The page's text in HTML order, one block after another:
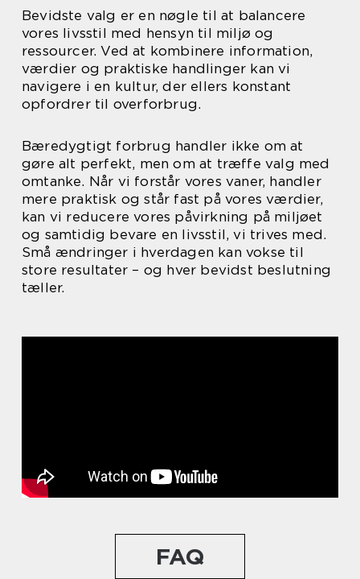
Bevidste valg er en nøgle til at balancere
vores livsstil med hensyn til miljø og
ressourcer. Ved at kombinere information,
værdier og praktiske handlinger kan vi
navigere i en kultur, der ellers konstant
opfordrer til overforbrug.
Bæredygtigt forbrug handler ikke om at
gøre alt perfekt, men om at træffe valg med
omtanke. Når vi forstår vores vaner, handler
mere praktisk og står fast på vores værdier,
kan vi reducere vores påvirkning på miljøet
og samtidig bevare en livsstil, vi trives med.
Små ændringer i hverdagen kan vokse til
store resultater – og hver bevidst beslutning
tæller.
FAQ